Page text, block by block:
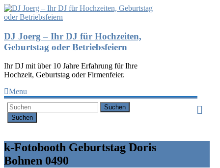
DJ Joerg – Ihr DJ für Hochzeiten,
Geburtstag oder Betriebsfeiern
Ihr DJ mit über 10 Jahre Erfahrung für Ihre
Hochzeit, Geburtstag oder Firmenfeier.
Menu
Suchen
k-Fotobooth Geburtstag Doris
Bohnen 0490